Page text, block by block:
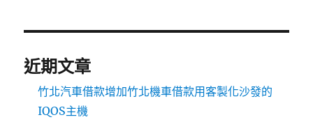
近期文章
竹北汽車借款增加竹北機車借款用客製化沙發的
IQOS主機